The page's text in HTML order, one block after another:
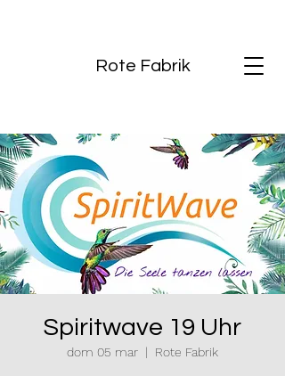
Rote Fabrik
Spiritwave 19 Uhr
dom 05 mar
  |
Rote Fabrik